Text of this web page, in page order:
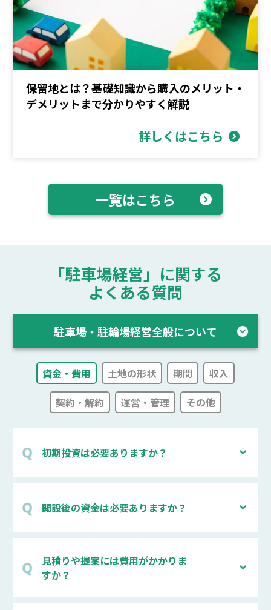
保留地とは？基礎知識から購入のメリット・
デメリットまで分かりやすく解説
詳しくはこちら
一覧はこちら
「駐車場経営」に関する
よくある質問
駐車場・駐輪場経営全般について
資金・費用 土地の形状 期間
収入
契約・解約
運営・管理 その他
初期投資は必要ありますか？
開設後の資金は必要ありますか？
見積りや提案には費用がかかりま
すか？